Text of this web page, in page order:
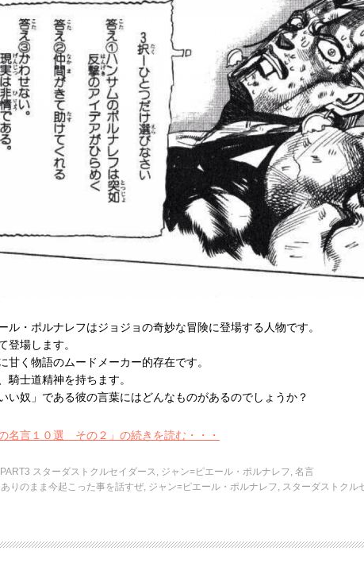
ル・ポルナレフはジョジョの奇妙な冒険に登場する人物です。
登場します。
甘く物語のムードメーカー的存在です。
騎士道精神を持ちます。
い奴」である彼の言葉にはどんなものがあるのでしょうか？
の名言１０選 その２」の続きを読む・・・
PART3 スターダストクルセイダース ジャン=ピエール・ポルナレフ 名言
ありのまま今起こった事を話すぜ ジャン=ピエール・ポルナレフ スターダストクル